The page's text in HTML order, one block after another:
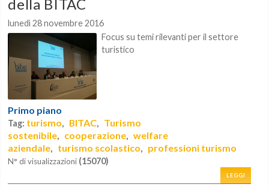
della BITAC
lunedì 28 novembre 2016
Focus su temi rilevanti per il settore
turistico
Primo piano
Tag: turismo, BITAC, Turismo
sostenibile, cooperazione,welfare
aziendale, turismo scolastico, professioni turismo
N° di visualizzazioni (15070)
LEGGI